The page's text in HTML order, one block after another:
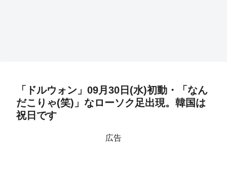
「ドルウォン」09月30日(水)初動・「なん
だこりゃ(笑)」なローソク足出現。韓国は
祝日です
広告